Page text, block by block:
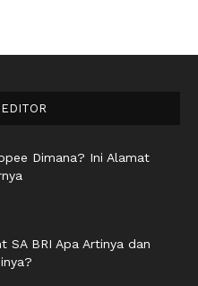
Dimana? Ini Alamat
SA BRI Apa Artinya dan